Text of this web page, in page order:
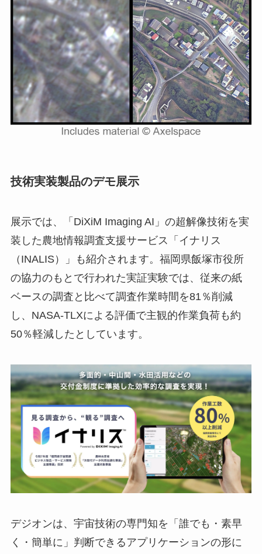
技術実装製品のデモ展示
展示では、「DiXiM Imaging AI」の超解像技術を実
装した農地情報調査支援サービス「イナリス
（INALIS）」も紹介されます。福岡県飯塚市役所
の協力のもとで行われた実証実験では、従来の紙
ベースの調査と比べて調査作業時間を81％削減
し、NASA-TLXによる評価で主観的作業負荷も約
50％軽減したとしています。
デジオンは、宇宙技術の専門知を「誰でも・素早
く・簡単に」判断できるアプリケーションの形に